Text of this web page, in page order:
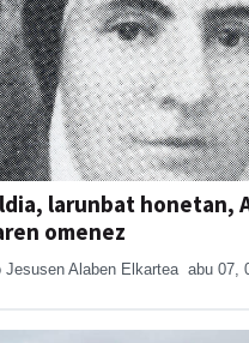
larunbat honetan,
omenez
Jesusen Alaben Elkartea abu 07,